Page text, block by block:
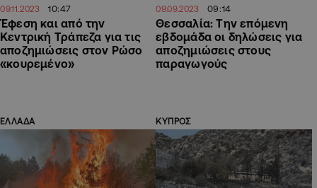
09.11.2023 10:47
Έφεση και από την
Κεντρική Τράπεζα για τις
αποζημιώσεις στον Ρώσο
«κουρεμένο»
09.09.2023 09:14
Θεσσαλία: Την επόμενη
εβδομάδα οι δηλώσεις για
αποζημιώσεις στους
παραγωγούς
ΕΛΛΑΔΑ ΚΥΠΡΟΣ